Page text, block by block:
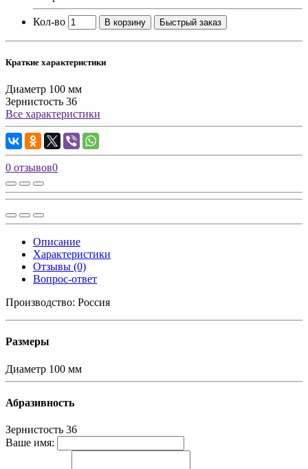
Кол-во В корзину Быстрый заказ
Краткие характеристики
Диаметр 100 мм
Зернистость 36
Все характеристики
0 отзывов0
Описание
Характеристики
Отзывы (0)
Вопрос-ответ
Производство: Россия
Размеры
Диаметр 100 мм
Абразивность
Зернистость 36
Ваше имя: